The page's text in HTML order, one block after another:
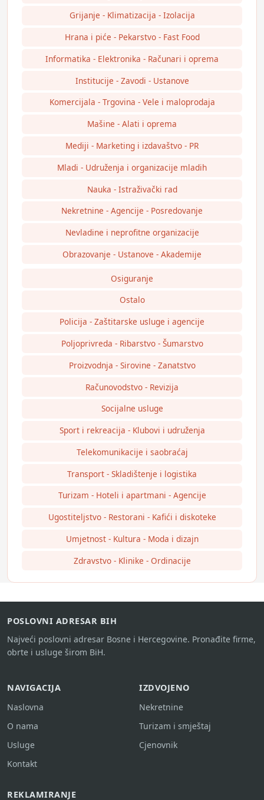
Grijanje - Klimatizacija - Izolacija
Hrana i piće - Pekarstvo - Fast Food
Informatika - Elektronika - Računari i oprema
Institucije - Zavodi - Ustanove
Komercijala - Trgovina - Vele i maloprodaja
Mašine - Alati i oprema
Mediji - Marketing i izdavaštvo - PR
Mladi - Udruženja i organizacije mladih
Nauka - Istraživački rad
Nekretnine - Agencije - Posredovanje
Nevladine i neprofitne organizacije
Obrazovanje - Ustanove - Akademije
Osiguranje
Ostalo
Policija - Zaštitarske usluge i agencije
Poljoprivreda - Ribarstvo - Šumarstvo
Proizvodnja - Sirovine - Zanatstvo
Računovodstvo - Revizija
Socijalne usluge
Sport i rekreacija - Klubovi i udruženja
Telekomunikacije i saobraćaj
Transport - Skladištenje i logistika
Turizam - Hoteli i apartmani - Agencije
Ugostiteljstvo - Restorani - Kafići i diskoteke
Umjetnost - Kultura - Moda i dizajn
Zdravstvo - Klinike - Ordinacije
POSLOVNI ADRESAR BIH
Najveći poslovni adresar Bosne i Hercegovine. Pronađite firme,
obrte i usluge širom BiH.
NAVIGACIJA
Naslovna
O nama
Usluge
Kontakt
IZDVOJENO
Nekretnine
Turizam i smještaj
Cjenovnik
REKLAMIRANJE